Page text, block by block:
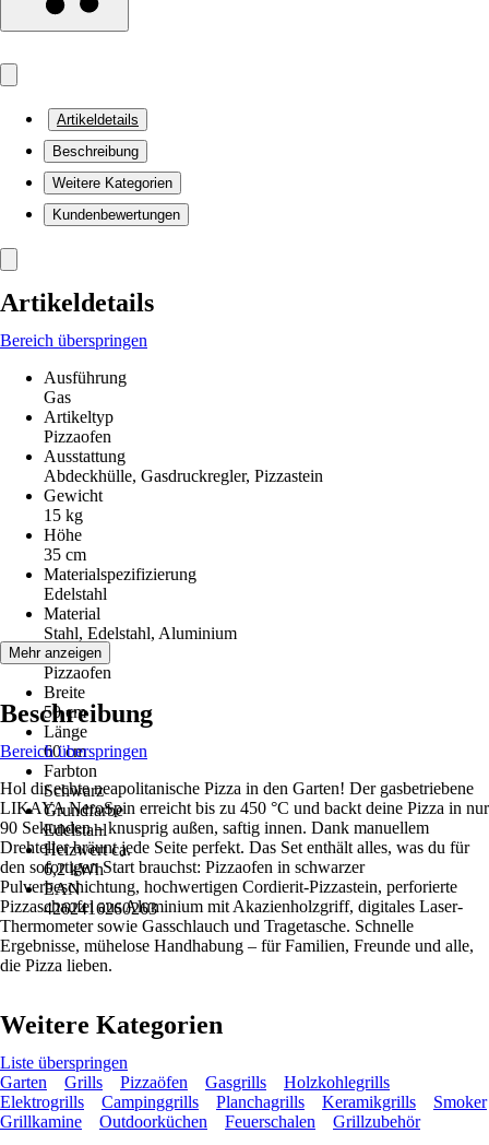
Artikeldetails
Beschreibung
Weitere Kategorien
Kundenbewertungen
Artikeldetails
Bereich überspringen
Ausführung
Gas
Artikeltyp
Pizzaofen
Ausstattung
Abdeckhülle, Gasdruckregler, Pizzastein
Gewicht
15 kg
Höhe
35 cm
Materialspezifizierung
Edelstahl
Material
Stahl, Edelstahl, Aluminium
Variante
Pizzaofen
Breite
50 cm
Länge
60 cm
Farbton
Schwarz
Grundfarbe
Edelstahl
Heizwert ca.
6,2 kWh
EAN
4262416260263
Mehr anzeigen
Beschreibung
Bereich überspringen
Hol dir echte neapolitanische Pizza in den Garten! Der gasbetriebene
LIKAYA NeroSpin erreicht bis zu 450 °C und backt deine Pizza in nur
90 Sekunden – knusprig außen, saftig innen. Dank manuellem
Drehteller bräunt jede Seite perfekt. Das Set enthält alles, was du für
den sofortigen Start brauchst: Pizzaofen in schwarzer
Pulverbeschichtung, hochwertigen Cordierit-Pizzastein, perforierte
Pizzaschaufel aus Aluminium mit Akazienholzgriff, digitales Laser-
Thermometer sowie Gasschlauch und Tragetasche. Schnelle
Ergebnisse, mühelose Handhabung – für Familien, Freunde und alle,
die Pizza lieben.
Weitere Kategorien
Liste überspringen
Garten
Grills Pizzaöfen Gasgrills
Holzkohlegrills
Elektrogrills
Campinggrills Planchagrills Keramikgrills
Smoker
Grillkamine
Outdoorküchen Feuerschalen Grillzubehör